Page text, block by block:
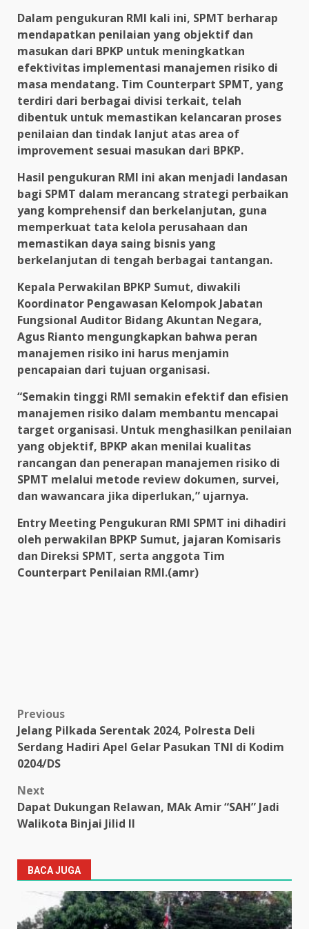
Dalam pengukuran RMI kali ini, SPMT berharap
mendapatkan penilaian yang objektif dan
masukan dari BPKP untuk meningkatkan
efektivitas implementasi manajemen risiko di
masa mendatang. Tim Counterpart SPMT, yang
terdiri dari berbagai divisi terkait, telah
dibentuk untuk memastikan kelancaran proses
penilaian dan tindak lanjut atas area of
improvement sesuai masukan dari BPKP.
Hasil pengukuran RMI ini akan menjadi landasan
bagi SPMT dalam merancang strategi perbaikan
yang komprehensif dan berkelanjutan, guna
memperkuat tata kelola perusahaan dan
memastikan daya saing bisnis yang
berkelanjutan di tengah berbagai tantangan.
Kepala Perwakilan BPKP Sumut, diwakili
Koordinator Pengawasan Kelompok Jabatan
Fungsional Auditor Bidang Akuntan Negara,
Agus Rianto mengungkapkan bahwa peran
manajemen risiko ini harus menjamin
pencapaian dari tujuan organisasi.
“Semakin tinggi RMI semakin efektif dan efisien
manajemen risiko dalam membantu mencapai
target organisasi. Untuk menghasilkan penilaian
yang objektif, BPKP akan menilai kualitas
rancangan dan penerapan manajemen risiko di
SPMT melalui metode review dokumen, survei,
dan wawancara jika diperlukan,” ujarnya.
Entry Meeting Pengukuran RMI SPMT ini dihadiri
oleh perwakilan BPKP Sumut, jajaran Komisaris
dan Direksi SPMT, serta anggota Tim
Counterpart Penilaian RMI.(amr)
Post
navigation
Previous
Jelang Pilkada Serentak 2024, Polresta Deli
Serdang Hadiri Apel Gelar Pasukan TNI di Kodim
0204/DS
Next
Dapat Dukungan Relawan, MAk Amir “SAH” Jadi
Walikota Binjai Jilid II
BACA JUGA